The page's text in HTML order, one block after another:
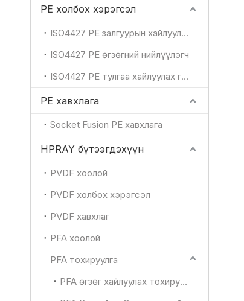
PE холбох хэрэгсэл
ISO4427 PE залгуурын хайлуулах тохируулга
ISO4427 PE өгзөгний нийлүүлэгч
ISO4427 PE тулгаа хайлуулах гагнаж холбох хэрэгсэл
PE хавхлага
Socket Fusion PE хавхлага
HPRAY бүтээгдэхүүн
PVDF хоолой
PVDF холбох хэрэгсэл
PVDF хавхлаг
PFA хоолой
PFA тохируулга
PFA өгзөг хайлуулах тохируулга болон бусад